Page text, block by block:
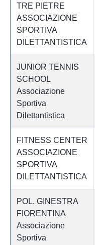
TRE PIETRE
ASSOCIAZIONE
SPORTIVA
DILETTANTISTICA
JUNIOR TENNIS
SCHOOL
Associazione
Sportiva
Dilettantistica
FITNESS CENTER
ASSOCIAZIONE
SPORTIVA
DILETTANTISTICA
POL. GINESTRA
FIORENTINA
Associazione
Sportiva